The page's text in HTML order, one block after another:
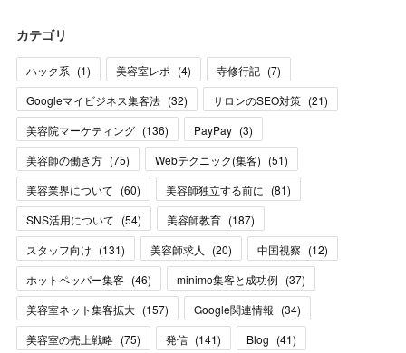
カテゴリ
ハック系 (1) 美容室レポ (4) 寺修行記 (7)
Googleマイビジネス集客法 (32) サロンのSEO対策 (21)
美容院マーケティング (136) PayPay (3)
美容師の働き方 (75) Webテクニック(集客) (51)
美容業界について (60) 美容師独立する前に (81)
SNS活用について (54) 美容師教育 (187)
スタッフ向け (131) 美容師求人 (20) 中国視察 (12)
ホットペッパー集客 (46) minimo集客と成功例 (37)
美容室ネット集客拡大 (157) Google関連情報 (34)
美容室の売上戦略 (75) 発信 (141) Blog (41)